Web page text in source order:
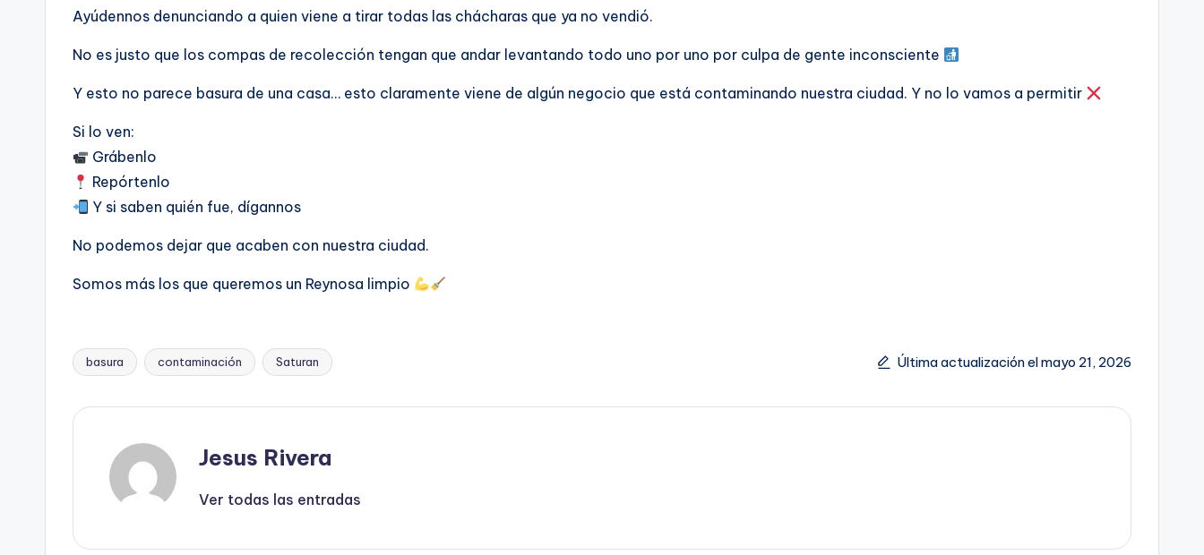
Ayúdennos denunciando a quien viene a tirar todas las chácharas que ya no vendió.
No es justo que los compas de recolección tengan que andar levantando todo uno por uno por culpa de gente inconsciente
Y esto no parece basura de una casa… esto claramente viene de algún negocio que está contaminando nuestra ciudad. Y no lo vamos a permitir
Si lo ven:
Grábenlo
Repórtenlo
Y si saben quién fue, dígannos
No podemos dejar que acaben con nuestra ciudad.
Somos más los que queremos un Reynosa limpio
Etiquetas:
basura contaminación Saturan Última actualización el mayo 21, 2026
Jesus Rivera
Ver todas las entradas